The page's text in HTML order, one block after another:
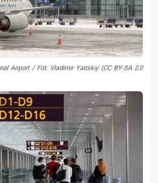
Airport / Fot. Vladimir Yaitskiy (CC BY-SA 2.0